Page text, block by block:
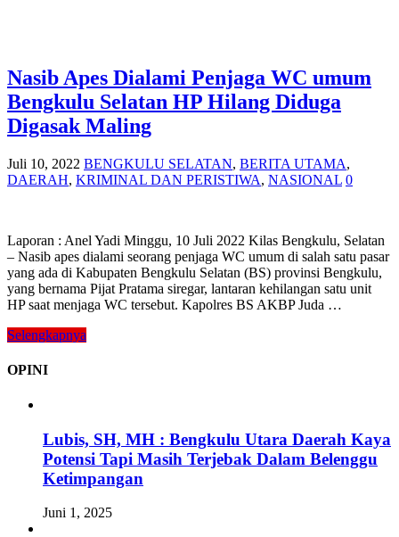
Nasib Apes Dialami Penjaga WC umum
Bengkulu Selatan HP Hilang Diduga
Digasak Maling
Juli 10, 2022 BENGKULU SELATAN, BERITA UTAMA,
DAERAH, KRIMINAL DAN PERISTIWA, NASIONAL 0
Laporan : Anel Yadi Minggu, 10 Juli 2022 Kilas Bengkulu, Selatan
– Nasib apes dialami seorang penjaga WC umum di salah satu pasar
yang ada di Kabupaten Bengkulu Selatan (BS) provinsi Bengkulu,
yang bernama Pijat Pratama siregar, lantaran kehilangan satu unit
HP saat menjaga WC tersebut. Kapolres BS AKBP Juda …
Selengkapnya
OPINI
Lubis, SH, MH : Bengkulu Utara Daerah Kaya
Potensi Tapi Masih Terjebak Dalam Belenggu
Ketimpangan
Juni 1, 2025